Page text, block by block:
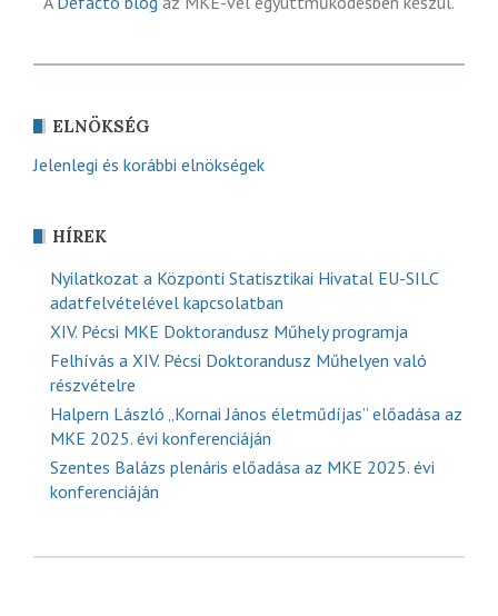
ELNÖKSÉG
Jelenlegi és korábbi elnökségek
HÍREK
Nyilatkozat a Központi Statisztikai Hivatal EU-SILC
adatfelvételével kapcsolatban
XIV. Pécsi MKE Doktorandusz Műhely programja
Felhívás a XIV. Pécsi Doktorandusz Műhelyen való
részvételre
Halpern László „Kornai János életműdíjas” előadása az
MKE 2025. évi konferenciáján
Szentes Balázs plenáris előadása az MKE 2025. évi
konferenciáján